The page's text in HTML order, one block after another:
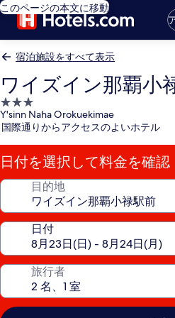
このページの本文に移動
宿泊施設をすべて表示
ワイズイン那覇小
3.0
つ
星
宿
泊
施
Y'sinn Naha Orokuekimae
国際通りからアクセスのよいホテル
日付を選択して料金を確認
目的地
日付
旅行者